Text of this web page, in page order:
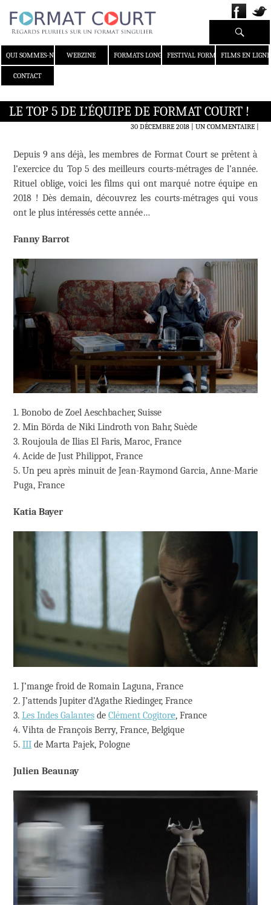
QUI SOMMES-NOUS ?WEBZINE FORMATS LONGS FESTIVAL FORMAT COURT
FILMS EN LIGNE
CONTACT
Recherche
LE TOP 5 DE L’ÉQUIPE DE FORMAT COURT !
30 DÉCEMBRE 2018 UN COMMENTAIRE|
Depuis 9 ans déjà, les membres de Format Court se prêtent à
l’exercice du Top 5 des meilleurs courts-métrages de l’année.
Rituel oblige, voici les films qui ont marqué notre équipe en
2018 ! Dès demain, découvrez les courts-métrages qui vous
ont le plus intéressés cette année…
Fanny Barrot
1. Bonobo de Zoel Aeschbacher, Suisse
2. Min Börda de Niki Lindroth von Bahr, Suède
3. Roujoula de Ilias El Faris, Maroc, France
4. Acide de Just Philippot, France
5. Un peu après minuit de Jean-Raymond Garcia, Anne-Marie
Puga, France
Katia Bayer
1. J’mange froid de Romain Laguna, France
2. J’attends Jupiter d’Agathe Riedinger, France
3. Les Indes Galantes de Clément Cogitore, France
4. Vihta de François Berry, France, Belgique
5. III de Marta Pajek, Pologne
Julien Beaunay